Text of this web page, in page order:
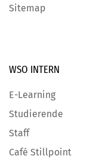
Sitemap
WSO INTERN
E-Learning
Studierende
Staff
Café Stillpoint